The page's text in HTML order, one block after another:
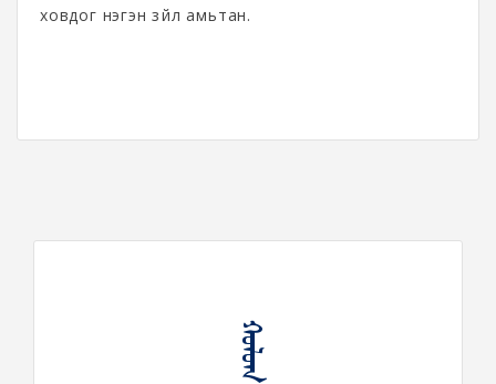
ховдог нэгэн зүйл амьтан.
ᠬᠤᠯᠤᠭ